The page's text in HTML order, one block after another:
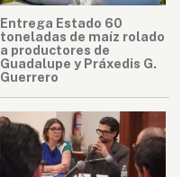
Entrega Estado 60
toneladas de maíz rolado
a productores de
Guadalupe y Práxedis G.
Guerrero